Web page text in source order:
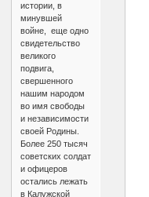
истории, в
минувшей
войне, еще одно
свидетельство
великого
подвига,
свершенного
нашим народом
во имя свободы
и независимости
своей Родины.
Более 250 тысяч
советских солдат
и офицеров
остались лежать
в Калужской